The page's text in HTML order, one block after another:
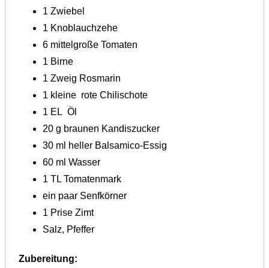
1 Zwiebel
1 Knoblauchzehe
6 mittelgroße Tomaten
1 Birne
1 Zweig Rosmarin
1 kleine rote Chilischote
1 EL Öl
20 g braunen Kandiszucker
30 ml heller Balsamico-Essig
60 ml Wasser
1 TL Tomatenmark
ein paar Senfkörner
1 Prise Zimt
Salz, Pfeffer
Zubereitung: